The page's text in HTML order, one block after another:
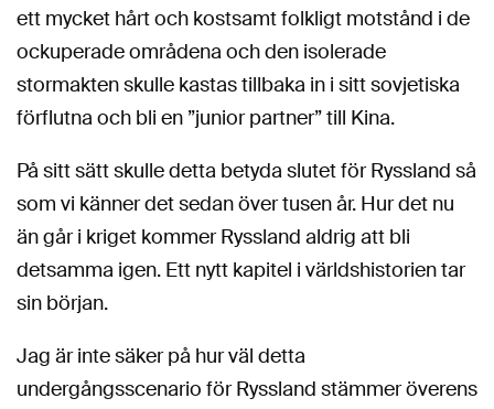
ett mycket hårt och kostsamt folkligt motstånd i de
ockuperade områdena och den isolerade
stormakten skulle kastas tillbaka in i sitt sovjetiska
förflutna och bli en ”junior partner” till Kina.
På sitt sätt skulle detta betyda slutet för Ryssland så
som vi känner det sedan över tusen år. Hur det nu
än går i kriget kommer Ryssland aldrig att bli
detsamma igen. Ett nytt kapitel i världshistorien tar
sin början.
Jag är inte säker på hur väl detta
undergångsscenario för Ryssland stämmer överens